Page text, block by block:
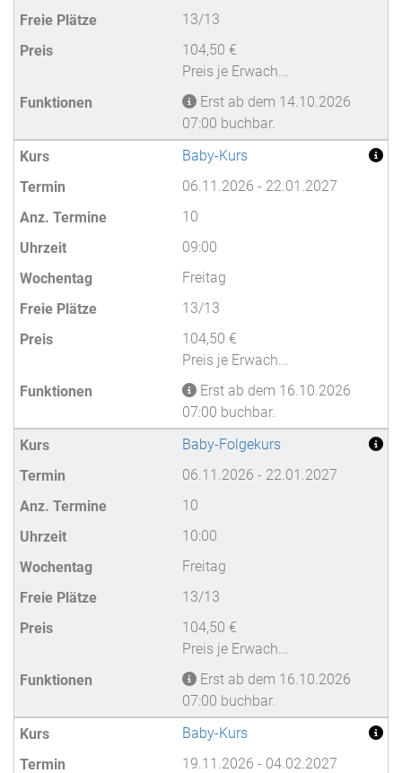
13/13
104,50 €
Preis je Erwach...
Erst ab dem 14.10.2026
07:00 buchbar.
Baby-Kurs
06.11.2026 - 22.01.2027
10
09:00
Freitag
13/13
104,50 €
Preis je Erwach...
Erst ab dem 16.10.2026
07:00 buchbar.
Baby-Folgekurs
06.11.2026 - 22.01.2027
10
10:00
Freitag
13/13
104,50 €
Preis je Erwach...
Erst ab dem 16.10.2026
07:00 buchbar.
Baby-Kurs
19.11.2026 - 04.02.2027